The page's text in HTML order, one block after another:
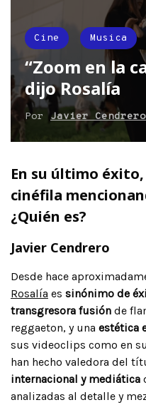
Cine Musica
“Zoom en la
dijo Rosalía
PorJavier Cendrero
En su último éxito,
cinéfila
¿Quién es?
Javier Cendrero
Desde hace
Rosalía es sinónimo de
transgresora fusión de
reggaeton, y una estética
sus videoclips como en
han hecho valedora del
internacional y mediática
analizadas al detalle y